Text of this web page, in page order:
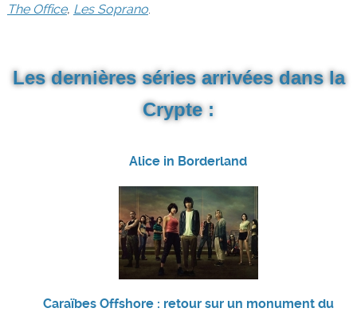
The Office, Les Soprano.
Les dernières séries arrivées dans la
Crypte :
Alice in Borderland
Caraïbes Offshore : retour sur un monument du